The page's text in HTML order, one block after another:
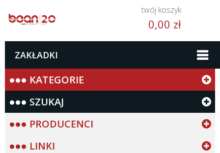
twój koszyk
0,00 zł
ZAKŁADKI
KATEGORIE
SZUKAJ
PRODUCENCI
LINKI